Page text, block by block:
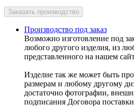
Производство под заказ
Возможно изготовление под
любого другого изделия, из
представленного на нашем
Изделие так же может быть
размерам и любому другому
достаточно фотографии,
подписания Договора